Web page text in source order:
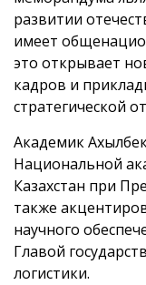
развитии
имеет
это открывает
кадров и
стратегической
Академик
Национальной
Казахстан при
также
научного
Главой
логистики.